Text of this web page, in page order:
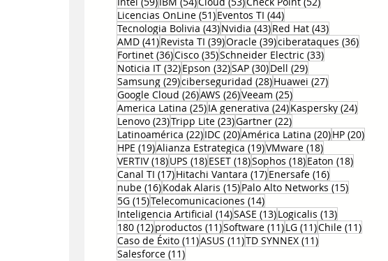
Licencias OnLine (51)51 entradas
Eventos TI (44)44 entradas
Tecnologia Bolivia (43)43 entradas
Nvidia (43)43 entradas
Red Hat (43)43 entradas
AMD (41)41 entradas
Revista TI (39)39 entradas
Oracle (39)39 entradas
ciberataques (36)36
Fortinet (36)36 entradas
Cisco (35)35 entradas
Schneider Electric (33)33 entradas
Noticia IT (32)32 entradas
Epson (32)32 entradas
SAP (30)30 entradas
Dell (29)29 entradas
Samsung (29)29 entradas
ciberseguridad (28)28 entradas
Huawei (27)27 entradas
Google Cloud (26)26 entradas
AWS (26)26 entradas
Veeam (25)25 entradas
America Latina (25)25 entradas
IA generativa (24)24 entradas
Kaspersky (24)24
Lenovo (23)23 entradas
Tripp Lite (23)23 entradas
Gartner (22)22 entradas
Latinoamérica (22)22 entradas
IDC (20)20 entradas
América Latina (20)20 entradas
HP (20)20
HPE (19)19 entradas
Alianza Estrategica (19)19 entradas
VMware (18)18 entradas
VERTIV (18)18 entradas
UPS (18)18 entradas
ESET (18)18 entradas
Sophos (18)18 entradas
Eaton (18)18
Canal TI (17)17 entradas
Hitachi Vantara (17)17 entradas
Enersafe (16)16 entradas
nube (16)16 entradas
Kodak Alaris (15)15 entradas
Palo Alto Networks (15)15
5G (15)15 entradas
Telecomunicaciones (14)14 entradas
Inteligencia Artificial (14)14 entradas
SASE (13)13 entradas
Logicalis (13)13
180 (12)12 entradas
productos (11)11 entradas
Software (11)11 entradas
LG (11)11 entradas
Chile (11)11
Caso de Éxito (11)11 entradas
ASUS (11)11 entradas
TD SYNNEX (11)11 entradas
Salesforce (11)11 entradas